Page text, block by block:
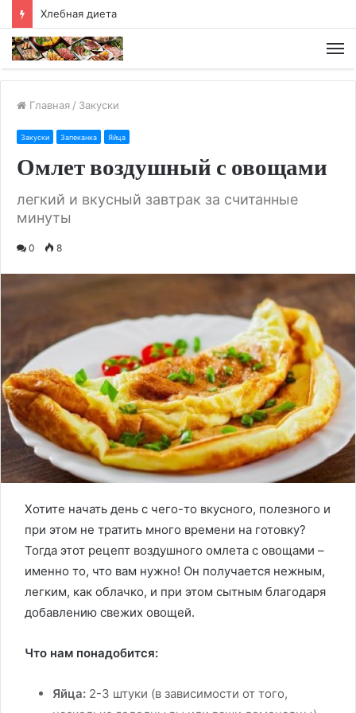
Хлебная диета
Главная / Закуски
Закуски Запеканка Яйца
Омлет воздушный с овощами
легкий и вкусный завтрак за считанные
минуты
0 8
Хотите начать день с чего-то вкусного, полезного и
при этом не тратить много времени на готовку?
Тогда этот рецепт воздушного омлета с овощами –
именно то, что вам нужно! Он получается нежным,
легким, как облачко, и при этом сытным благодаря
добавлению свежих овощей.
Что нам понадобится:
Яйца: 2-3 штуки (в зависимости от того,